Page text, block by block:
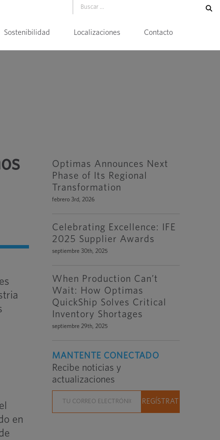
Sostenibilidad Localizaciones Contacto
en
Optimas Announces Next
Phase of Its Regional
Transformation
febrero 3rd, 2026
Celebrating Excellence: IFE
2025 Supplier Awards
septiembre 30th, 2025
When Production Can’t
Wait: How Optimas
QuickShip Solves Critical
Inventory Shortages
septiembre 29th, 2025
MANTENTE CONECTADO
Recibe noticias y
actualizaciones